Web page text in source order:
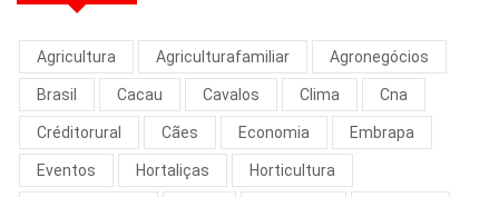
Agricultura Agriculturafamiliar Agronegócios
Brasil Cacau Cavalos Clima Cna
Créditorural Cães Economia Embrapa
Eventos Hortaliças Horticultura